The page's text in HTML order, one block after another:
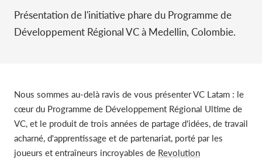
Présentation de l'initiative phare du Programme de
Développement Régional VC à Medellin, Colombie.
Nous sommes au-delà ravis de vous présenter VC Latam : le
cœur du Programme de Développement Régional Ultime de
VC, et le produit de trois années de partage d'idées, de travail
acharné, d'apprentissage et de partenariat, porté par les
joueurs et entraîneurs incroyables de Revolution